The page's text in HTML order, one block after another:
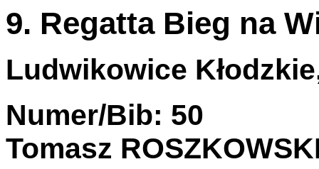
9. Regatta Bieg na
Ludwikowice
Numer/Bib: 50
Tomasz